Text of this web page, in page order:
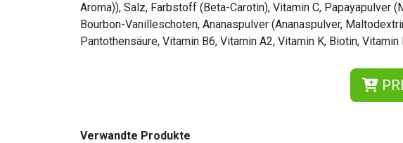
Aroma)), Salz, Farbstoff (Beta-Carotin), Vitamin C, Papayapulver
Bourbon-Vanilleschoten, Ananaspulver (Ananaspulver,
Pantothensäure, Vitamin B6, Vitamin A2, Vitamin K, Biotin, Vitamin
Verwandte Produkte